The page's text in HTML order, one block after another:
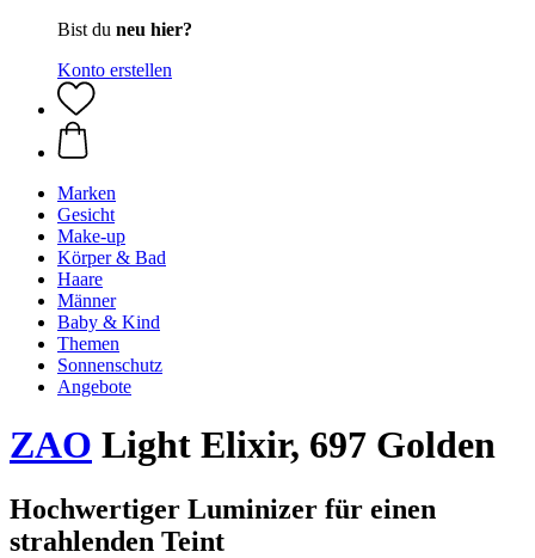
Bist du neu hier?
Konto erstellen
Marken
Gesicht
Make-up
Körper & Bad
Haare
Männer
Baby & Kind
Themen
Sonnenschutz
Angebote
ZAO Light Elixir, 697 Golden
Hochwertiger Luminizer für einen
strahlenden Teint